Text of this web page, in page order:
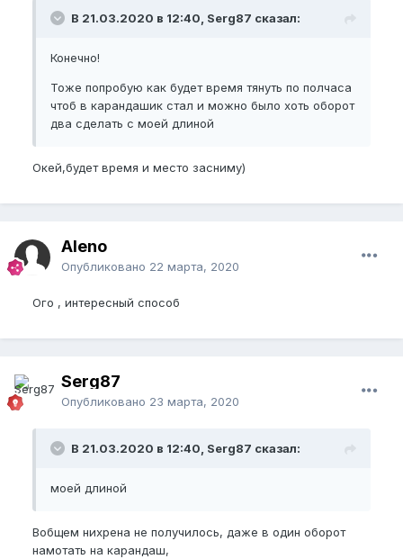
В 21.03.2020 в 12:40, Serg87 сказал:
Конечно!
Тоже попробую как будет время тянуть по полчаса
чтоб в карандашик стал и можно было хоть оборот
два сделать с моей длиной
Окей,будет время и место засниму)
Aleno
Опубликовано 22 марта, 2020
Ого , интересный способ
Serg87
Опубликовано 23 марта, 2020
В 21.03.2020 в 12:40, Serg87 сказал:
моей длиной
Вобщем нихрена не получилось, даже в один оборот
намотать на карандаш,